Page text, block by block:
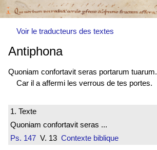
Voir le traducteurs des textes
Antiphona
Quoniam confortavit seras portarum tuarum.
Car il a affermi les verrous de tes portes.
1. Texte
Quoniam confortavit seras ...
Ps. 147 V. 13 Contexte biblique